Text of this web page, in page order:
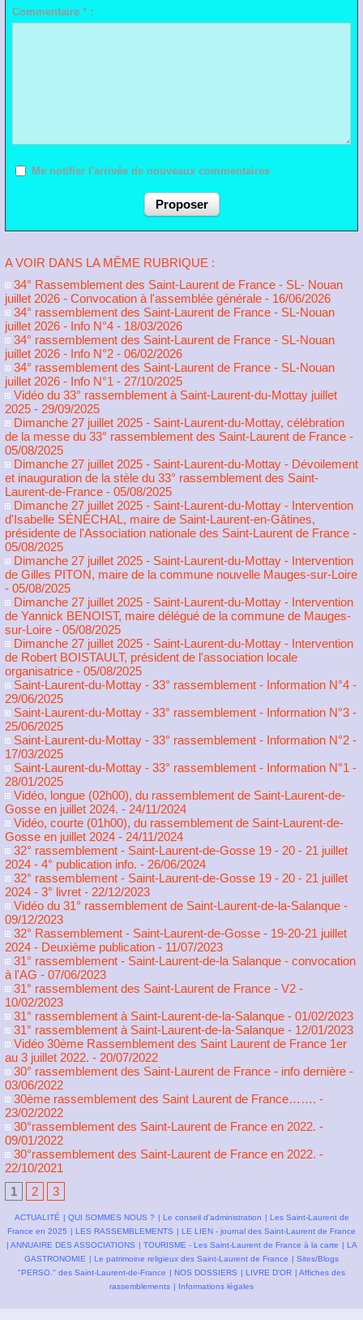
Commentaire * :
Me notifier l'arrivée de nouveaux commentaires
A VOIR DANS LA MÊME RUBRIQUE :
34° Rassemblement des Saint-Laurent de France - SL- Nouan
juillet 2026 - Convocation à l'assemblée générale - 16/06/2026
34° rassemblement des Saint-Laurent de France - SL-Nouan
juillet 2026 - Info N°4 - 18/03/2026
34° rassemblement des Saint-Laurent de France - SL-Nouan
juillet 2026 - Info N°2 - 06/02/2026
34° rassemblement des Saint-Laurent de France - SL-Nouan
juillet 2026 - Info N°1 - 27/10/2025
Vidéo du 33° rassemblement à Saint-Laurent-du-Mottay juillet
2025 - 29/09/2025
Dimanche 27 juillet 2025 - Saint-Laurent-du-Mottay, célébration
de la messe du 33° rassemblement des Saint-Laurent de France -
05/08/2025
Dimanche 27 juillet 2025 - Saint-Laurent-du-Mottay - Dévoilement
et inauguration de la stèle du 33° rassemblement des Saint-
Laurent-de-France - 05/08/2025
Dimanche 27 juillet 2025 - Saint-Laurent-du-Mottay - Intervention
d'Isabelle SÉNÈCHAL, maire de Saint-Laurent-en-Gâtines,
présidente de l'Association nationale des Saint-Laurent de France -
05/08/2025
Dimanche 27 juillet 2025 - Saint-Laurent-du-Mottay - Intervention
de Gilles PITON, maire de la commune nouvelle Mauges-sur-Loire
- 05/08/2025
Dimanche 27 juillet 2025 - Saint-Laurent-du-Mottay - Intervention
de Yannick BENOIST, maire délégué de la commune de Mauges-
sur-Loire - 05/08/2025
Dimanche 27 juillet 2025 - Saint-Laurent-du-Mottay - Intervention
de Robert BOISTAULT, président de l'association locale
organisatrice - 05/08/2025
Saint-Laurent-du-Mottay - 33° rassemblement - Information N°4 -
29/06/2025
Saint-Laurent-du-Mottay - 33° rassemblement - Information N°3 -
25/06/2025
Saint-Laurent-du-Mottay - 33° rassemblement - Information N°2 -
17/03/2025
Saint-Laurent-du-Mottay - 33° rassemblement - Information N°1 -
28/01/2025
Vidéo, longue (02h00), du rassemblement de Saint-Laurent-de-
Gosse en juillet 2024. - 24/11/2024
Vidéo, courte (01h00), du rassemblement de Saint-Laurent-de-
Gosse en juillet 2024 - 24/11/2024
32° rassemblement - Saint-Laurent-de-Gosse 19 - 20 - 21 juillet
2024 - 4° publication info. - 26/06/2024
32° rassemblement - Saint-Laurent-de-Gosse 19 - 20 - 21 juillet
2024 - 3° livret - 22/12/2023
Vidéo du 31° rassemblement de Saint-Laurent-de-la-Salanque -
09/12/2023
32° Rassemblement - Saint-Laurent-de-Gosse - 19-20-21 juillet
2024 - Deuxième publication - 11/07/2023
31° rassemblement - Saint-Laurent-de-la Salanque - convocation
à l'AG - 07/06/2023
31° rassemblement des Saint-Laurent de France - V2 -
10/02/2023
31° rassemblement à Saint-Laurent-de-la-Salanque - 01/02/2023
31° rassemblement à Saint-Laurent-de-la-Salanque - 12/01/2023
Vidéo 30ème Rassemblement des Saint Laurent de France 1er
au 3 juillet 2022. - 20/07/2022
30° rassemblement des Saint-Laurent de France - info dernière -
03/06/2022
30ème rassemblement des Saint Laurent de France……. -
23/02/2022
30°rassemblement des Saint-Laurent de France en 2022. -
09/01/2022
30°rassemblement des Saint-Laurent de France en 2022. -
22/10/2021
1
2 3
ACTUALITÉ | QUI SOMMES NOUS ? | Le conseil d'administration | Les Saint-Laurent de
France en 2025 | LES RASSEMBLEMENTS | LE LIEN - journal des Saint-Laurent de France
| ANNUAIRE DES ASSOCIATIONS | TOURISME - Les Saint-Laurent de France à la carte | LA
GASTRONOMIE | Le patrimoine religieux des Saint-Laurent de France | Sites/Blogs
"PERSO." des Saint-Laurent-de-France | NOS DOSSIERS | LIVRE D'OR | Affiches des
rassemblements | Informations légales